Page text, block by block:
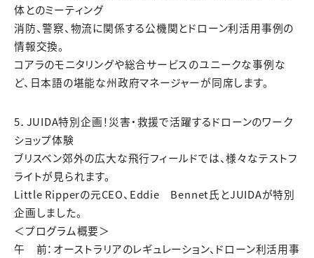
体とのミーティング
消防、警察、物流に関係する公機関とドローン利活用事例の
情報交換。
コアラのモニタリングや総合サービスのユニークな事例な
ど、日本語の堪能な州政府マネージャーが同席します。
5．JUIDA特別企画！災害・救援で活躍するドローンのワーク
ショップ体験
ブリスベン郊外の広大な飛行フィールドでは、様々なテストフ
ライトが見られます。
Little Ripperの元CEO、Eddie Bennet氏とJUIDAが特別
企画しました。
＜プログラム概要＞
午 前：オーストラリアのレギュレーション、ドローン利活用事